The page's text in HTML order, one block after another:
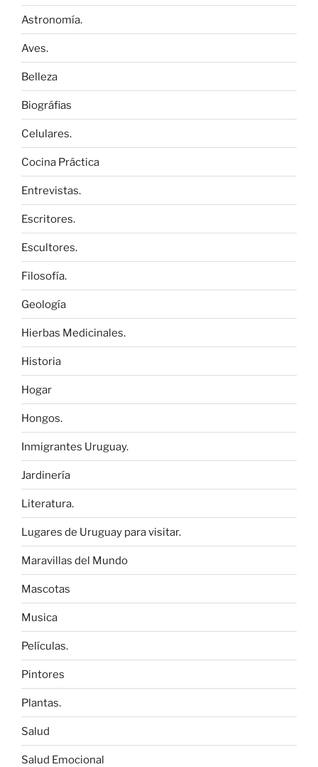
Astronomía.
Aves.
Belleza
Biográfias
Celulares.
Cocina Práctica
Entrevistas.
Escritores.
Escultores.
Filosofía.
Geología
Hierbas Medicinales.
Historia
Hogar
Hongos.
Inmigrantes Uruguay.
Jardinería
Literatura.
Lugares de Uruguay para visitar.
Maravillas del Mundo
Mascotas
Musica
Películas.
Pintores
Plantas.
Salud
Salud Emocional